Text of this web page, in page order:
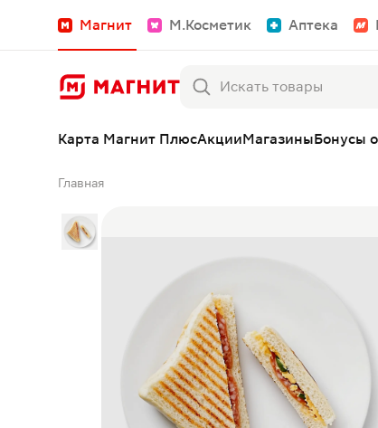
Магнит М.Косметик Аптека
Карта Магнит ПлюсАкцииМагазиныБонусы
Главная